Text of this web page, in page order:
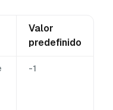
Valor
predefinido
-1